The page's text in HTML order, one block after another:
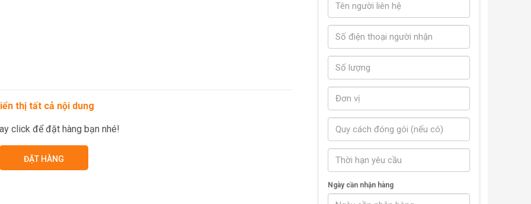
thị tất cả nội dung
click để đặt hàng bạn nhé!
ĐẶT HÀNG
Ngày cần nhận hàng